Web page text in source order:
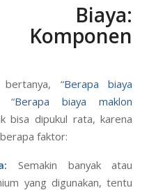
Biaya:
bertanya, “Berapa biaya
“Berapa biaya maklon
bisa dipukul rata, karena
faktor:
Semakin banyak atau
yang digunakan, tentu